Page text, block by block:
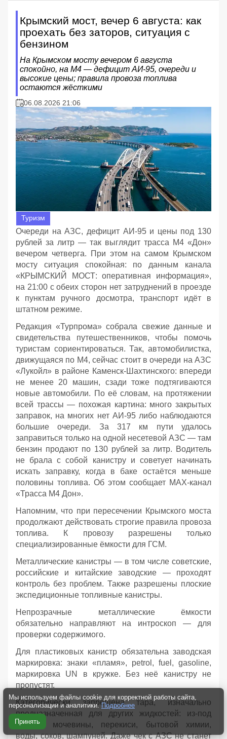
Крымский мост, вечер 6 августа: как
проехать без заторов, ситуация с
бензином
На Крымском мосту вечером 6 августа
спокойно, на М4 — дефицит АИ‑95, очереди и
высокие цены; правила провоза топлива
остаются жёсткими
06.08.2026 21:06
Туризм
Очереди на АЗС, дефицит АИ‑95 и цены под 130
рублей за литр — так выглядит трасса М4 «Дон»
вечером четверга. При этом на самом Крымском
мосту ситуация спокойная: по данным канала
«КРЫМСКИЙ МОСТ: оперативная информация»,
на 21:00 с обеих сторон нет затруднений в проезде
к пунктам ручного досмотра, транспорт идёт в
штатном режиме.
Редакция «Турпрома» собрала свежие данные и
свидетельства путешественников, чтобы помочь
туристам сориентироваться. Так, автомобилистка,
движущаяся по М4, сейчас стоит в очереди на АЗС
«Лукойл» в районе Каменск‑Шахтинского: впереди
не менее 20 машин, сзади тоже подтягиваются
новые автомобили. По её словам, на протяжении
всей трассы — похожая картина: много закрытых
заправок, на многих нет АИ‑95 либо наблюдаются
большие очереди. За 317 км пути удалось
заправиться только на одной несетевой АЗС — там
бензин продают по 130 рублей за литр. Водитель
не брала с собой канистру и советует начинать
искать заправку, когда в баке остаётся меньше
половины топлива. Об этом сообщает МАХ-канал
«Трасса М4 Дон».
Напомним, что при пересечении Крымского моста
продолжают действовать строгие правила провоза
топлива. К провозу разрешены только
специализированные ёмкости для ГСМ.
Металлические канистры — в том числе советские,
российские и китайские заводские — проходят
контроль без проблем. Также разрешены плоские
экспедиционные топливные канистры.
Непрозрачные металлические ёмкости
обязательно направляют на интроскоп — для
проверки содержимого.
Для пластиковых канистр обязательна заводская
маркировка: знаки «пламя», petrol, fuel, gasoline,
маркировка UN в кружке. Без неё канистру не
пропустят.
Категорически запрещена тара, изначально
предназначенная для других жидкостей: из‑под
AdBlue, мочевины, перекиси, бытовой химии,
воды, соков, шампуней. Даже чек с АЗС не станет
Мы используем файлы cookie для корректной работы сайта,
персонализации и аналитики. Подробнее
Принять